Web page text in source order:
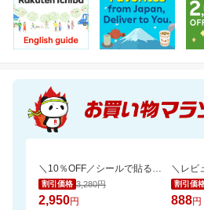
＼10％OFF／シールで貼るだけ！壁に固定★見守りカメラ ペット・留守番・屋内防犯にも
割引価格 3,280円
2,950円
割引価
888円